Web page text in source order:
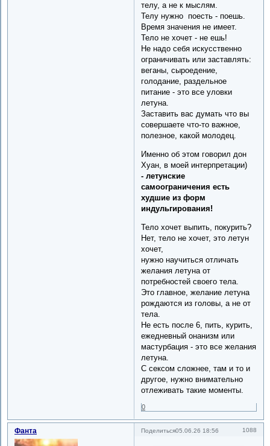
телу, а не к мыслям.
Телу нужно поесть - поешь.
Время значения не имеет.
Тело не хочет - не ешь!
Не надо себя искусственно
ограничивать или заставлять:
веганы, сыроедение,
голодание, раздельное
питание - это все уловки
летуна.
Заставить вас думать что вы
совершаете что-то важное,
полезное, какой молодец.
Именно об этом говорил дон
Хуан, в моей интерпретации)
- летунские
самоограничения есть
худшие из форм
индульгирования!
Тело хочет выпить, покурить?
Нет, тело не хочет, это летун
хочет,
нужно научиться отличать
желания летуна от
потребностей своего тела.
Это главное, желание летуна
рождаются из головы, а не от
тела.
Не есть после 6, пить, курить,
ежедневный онанизм или
мастурбация - это все желания
летуна.
С сексом сложнее, там и то и
другое, нужно внимательно
отлеживать такие моменты.
0
Поделиться 1088
05.06.26 18:56
Фанта